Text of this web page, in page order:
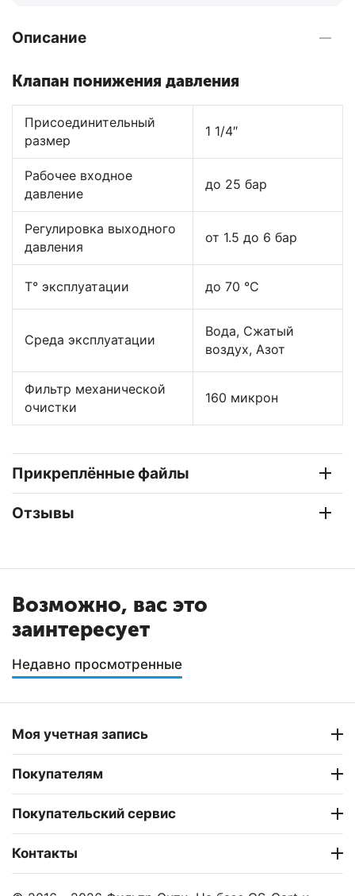
Описание
Клапан понижения давления
Присоединительный
размер
1 1/4″
Рабочее входное
давление
до 25 бар
Регулировка выходного
давления
от 1.5 до 6 бар
Т° эксплуатации до 70 °C
Среда эксплуатации
Вода, Сжатый
воздух, Азот
Фильтр механической
очистки
160 микрон
Прикреплённые файлы
Отзывы
Возможно, вас это
заинтересует
Недавно просмотренные
Моя учетная запись
Покупателям
Покупательский сервис
Контакты